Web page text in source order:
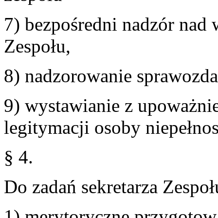
7) bezpośredni nadzór
Zespołu,
8) nadzorowanie
9) wystawianie z
legitymacji osoby
§ 4.
Do zadań sekretarza